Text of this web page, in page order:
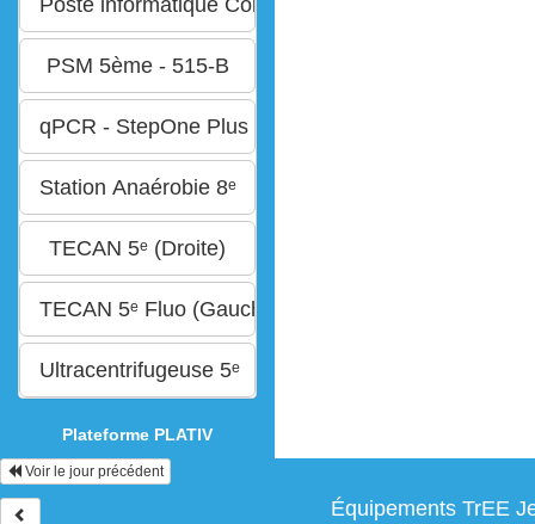
Plateforme PLATIV
Voir le jour précédent
Équipements TrEE